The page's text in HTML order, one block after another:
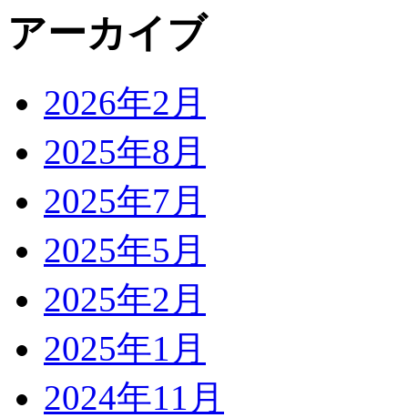
アーカイブ
2026年2月
2025年8月
2025年7月
2025年5月
2025年2月
2025年1月
2024年11月